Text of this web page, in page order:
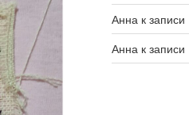
Аннак записи
Аннак записи